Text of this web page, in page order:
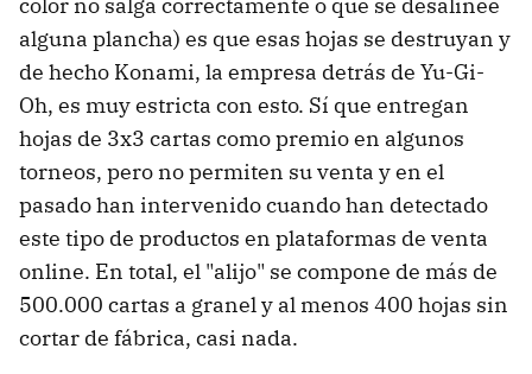
color no salga correctamente o que se desalinee
alguna plancha) es que esas hojas se destruyan y
de hecho Konami, la empresa detrás de Yu-Gi-
Oh, es muy estricta con esto. Sí que entregan
hojas de 3x3 cartas como premio en algunos
torneos, pero no permiten su venta y en el
pasado han intervenido cuando han detectado
este tipo de productos en plataformas de venta
online. En total, el "alijo" se compone de más de
500.000 cartas a granel y al menos 400 hojas sin
cortar de fábrica, casi nada.